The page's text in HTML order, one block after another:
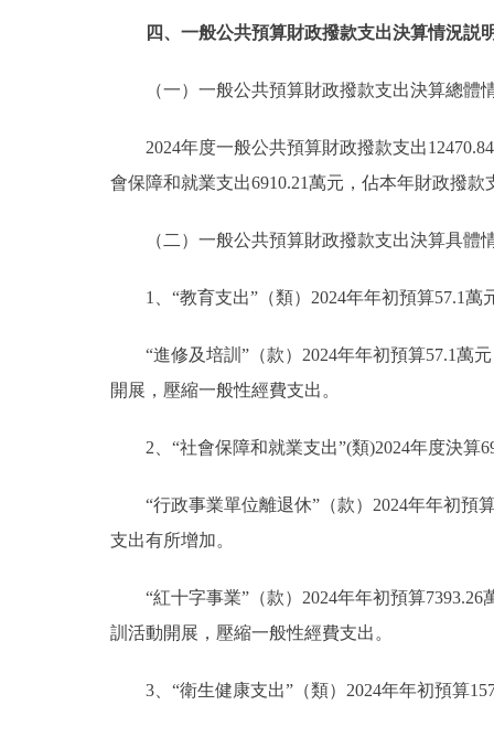
四、一般公共預算財政撥款支出決算情況説
（一）一般公共預算財政撥款支出決算總體
2024年度一般公共預算財政撥款支出
會保障和就業支出6910.21萬元，佔本年財政撥款
（二）一般公共預算財政撥款支出決算具體
1、“教育支出”（類）2024年年初預算57.1
“進修及培訓”（款）2024年年初預算57.1萬
開展，壓縮一般性經費支出。
2、“社會保障和就業支出”(類)2024年度決算
“行政事業單位離退休”（款）2024年年初預
支出有所增加。
“紅十字事業”（款）2024年年初預算
訓活動開展，壓縮一般性經費支出。
3、“衛生健康支出”（類）2024年年初預算